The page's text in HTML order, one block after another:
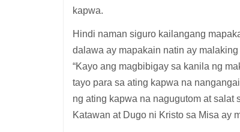
kapwa.
Hindi naman siguro kailangang
dalawa ay mapakain natin ay
“Kayo ang magbibigay sa kanila ng
tayo para sa ating kapwa na
ng ating kapwa na nagugutom at
Katawan at Dugo ni Kristo sa Misa ay